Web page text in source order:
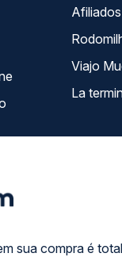
sua compra é
Afiliados
Viajo